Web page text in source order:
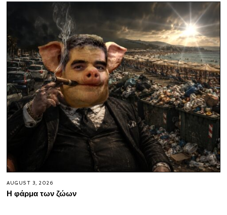
AUGUST 3, 2026
Η φάρμα των ζώων